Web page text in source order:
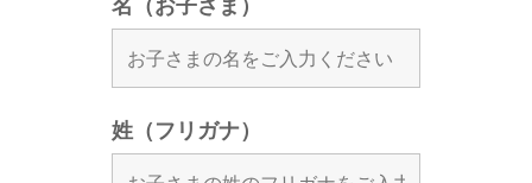
姓（フリガナ）